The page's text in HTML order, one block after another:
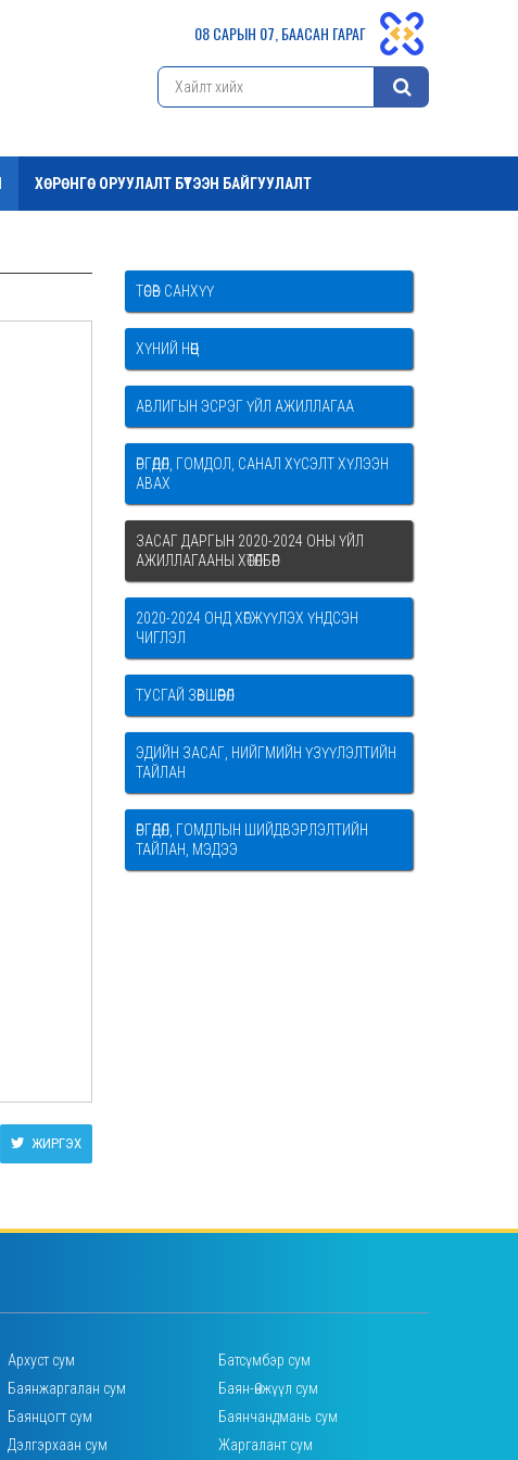
08 САРЫН 07, БААСАН ГАРАГ
ХӨРӨНГӨ ОРУУЛАЛТ БҮТЭЭН БАЙГУУЛАЛТ
ЖИРГЭХ
ТӨСӨВ САНХҮҮ
ХҮНИЙ НӨӨЦ
АВЛИГЫН ЭСРЭГ ҮЙЛ АЖИЛЛАГАА
ӨРГӨДӨЛ, ГОМДОЛ, САНАЛ ХҮСЭЛТ ХҮЛЭЭН
АВАХ
ЗАСАГ ДАРГЫН 2020-2024 ОНЫ ҮЙЛ
АЖИЛЛАГААНЫ ХӨТӨЛБӨР
2020-2024 ОНД ХӨГЖҮҮЛЭХ ҮНДСЭН
ЧИГЛЭЛ
ТУСГАЙ ЗӨВШӨӨРӨЛ
ЭДИЙН ЗАСАГ, НИЙГМИЙН ҮЗҮҮЛЭЛТИЙН
ТАЙЛАН
ӨРГӨДӨЛ, ГОМДЛЫН ШИЙДВЭРЛЭЛТИЙН
ТАЙЛАН, МЭДЭЭ
Архуст сум
Батсүмбэр сум
Баянжаргалан сум
Баян-Өнжүүл сум
Баянцогт сум
Баянчандмань сум
Дэлгэрхаан сум Жаргалант сум